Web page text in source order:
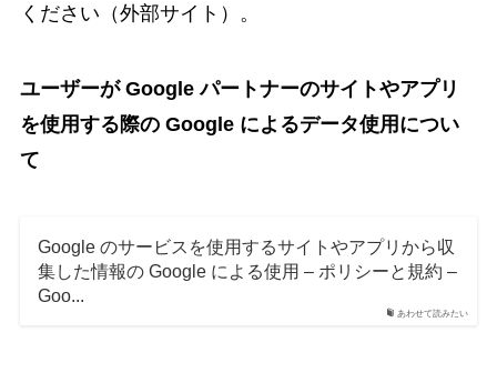
ください（外部サイト）。
ユーザーが Google パートナーのサイトやアプリ
を使用する際の Google によるデータ使用につい
て
あわせて読みたい
Google のサービスを使用するサイトやアプリから収
集した情報の Google による使用 – ポリシーと規約 –
Goo...